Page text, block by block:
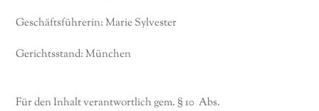
Geschäftsführerin: Marie Sylvester
Gerichtsstand: München
Für den Inhalt verantwortlich gem. § 10 Abs.